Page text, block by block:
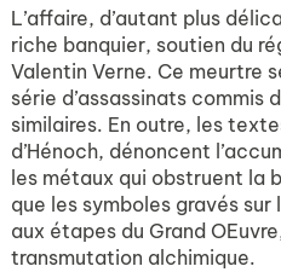
L’affaire, d’autant plus
riche banquier, soutien du
Valentin Verne. Ce meurtre
série d’assassinats commis
similaires. En outre, les
d’Hénoch, dénoncent
les métaux qui obstruent la
que les symboles gravés
aux étapes du Grand
transmutation alchimique.